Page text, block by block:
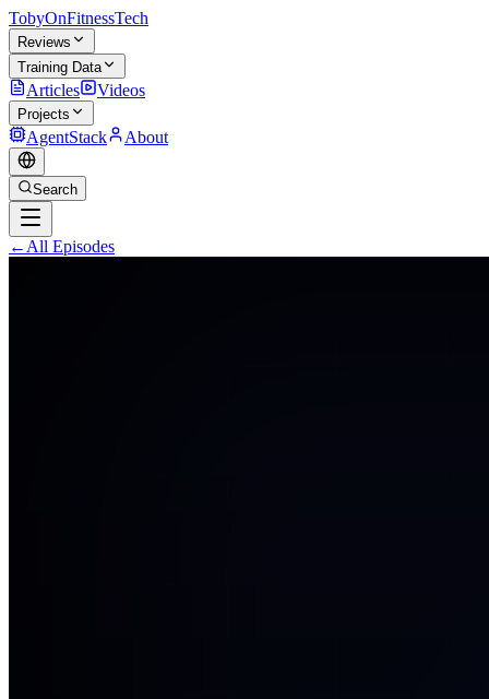
TobyOnFitnessTech
Reviews
Training Data
Articles Videos
Projects
AgentStack About
Search
← All Episodes